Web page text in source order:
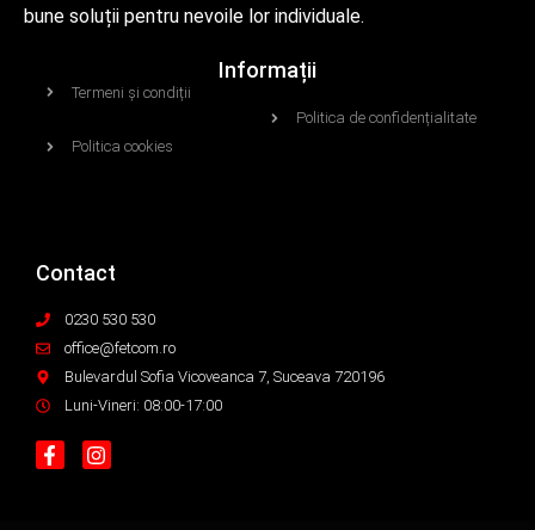
bune soluții pentru nevoile lor individuale.
Informații
Termeni și condiții
Politica de confidențialitate
Politica cookies
Contact
0230 530 530
office@fetcom.ro
Bulevardul Sofia Vicoveanca 7, Suceava 720196
Luni-Vineri: 08:00-17:00